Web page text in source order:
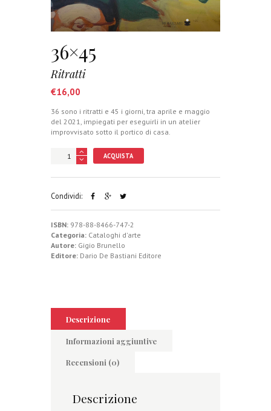
36×45
Ritratti
€16,00
36 sono i ritratti e 45 i giorni, tra aprile e maggio
del 2021, impiegati per eseguirli in un atelier
improvvisato sotto il portico di casa.
ACQUISTA
Condividi:
ISBN: 978-88-8466-747-2
Categoria: Cataloghi d'arte
Autore: Gigio Brunello
Editore: Dario De Bastiani Editore
Descrizione
Informazioni aggiuntive
Recensioni (0)
Descrizione